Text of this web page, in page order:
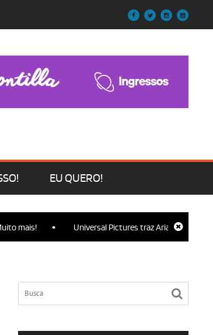
EU QUERO!
• Universal Pictures traz Ariana Grande,